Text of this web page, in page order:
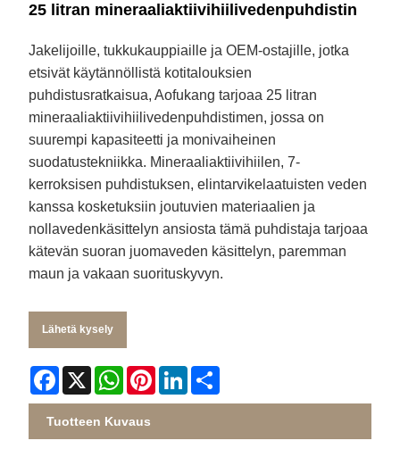
25 litran mineraaliaktiivihiilivedenpuhdistin
Jakelijoille, tukkukauppiaille ja OEM-ostajille, jotka
etsivät käytännöllistä kotitalouksien
puhdistusratkaisua, Aofukang tarjoaa 25 litran
mineraaliaktiivihiilivedenpuhdistimen, jossa on
suurempi kapasiteetti ja monivaiheinen
suodatustekniikka. Mineraaliaktiivihiilen, 7-
kerroksisen puhdistuksen, elintarvikelaatuisten veden
kanssa kosketuksiin joutuvien materiaalien ja
nollavedenkäsittelyn ansiosta tämä puhdistaja tarjoaa
kätevän suoran juomaveden käsittelyn, paremman
maun ja vakaan suorituskyvyn.
Lähetä kysely
Facebook
X WhatsApp
PinterestLinkedIn
Tuotteen Kuvaus